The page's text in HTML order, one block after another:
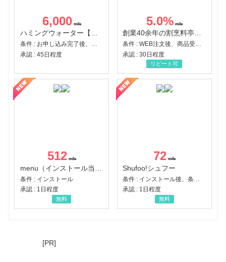
6,000
ハミングウォーター【販売代理店】
条件 : お申し込み完了後、決済登録完了と1ヶ月以内のサーバー初回設置。
承認 : 45日程度
5.0%
創業40余年の割烹料亭千賀監修【おせちの千賀屋】おもてなし参道本店
条件 : WEB注文後、商品受け取り+入金確認時点
承認 : 30日程度
リピート可
512
条件 : インストール
承認 : 1日程度
無料
72
Shufoo!シュフー
承認 : 1日程度
無料
[PR]